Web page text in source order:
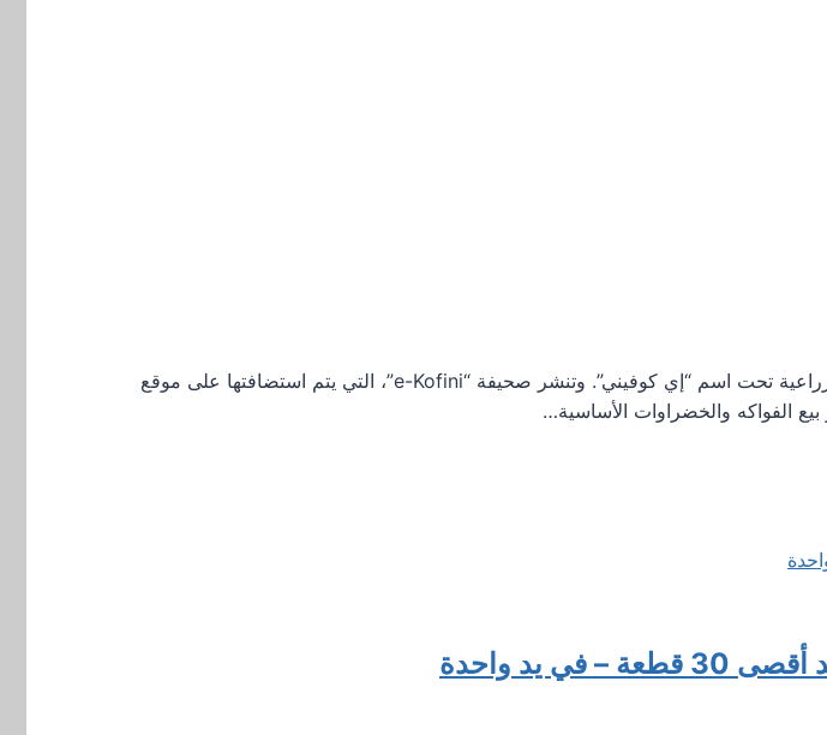
أعلنت وزارة الزراعة والتنمية الريفية والبيئة عن إنشاء مرصد لأسعار المنتجات الزراعية تحت اسم “إي كوفيني”. وتنشر صحيفة “e-Kofini”، التي يتم استضافتها على موقع
واحدة